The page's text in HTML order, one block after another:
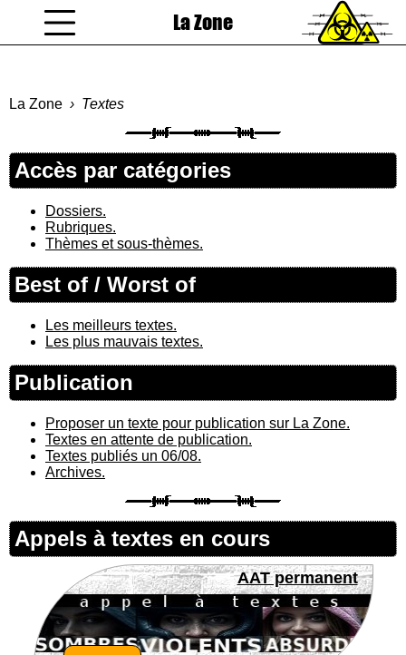
La Zone
La Zone Textes
Accès par catégories
Dossiers.
Rubriques.
Thèmes et sous-thèmes.
Best of / Worst of
Les meilleurs textes.
Les plus mauvais textes.
Publication
Proposer un texte pour publication sur La Zone.
Textes en attente de publication.
Textes publiés un 06/08.
Archives.
Appels à textes en cours
AAT permanent